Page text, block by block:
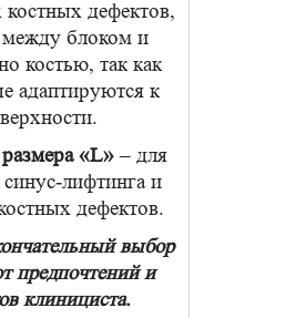
дефектов,
между блоком и
костью, так как
адаптируются к
«L»– для
лифтинга и
дефектов.
выбор
предпочтений и
клинициста.